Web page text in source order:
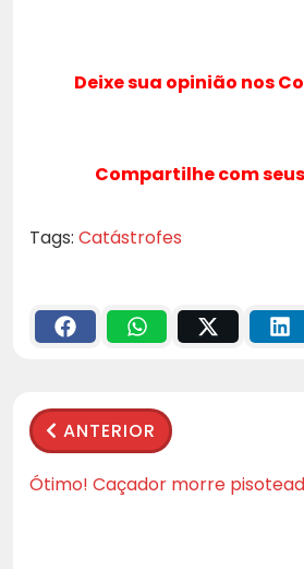
Deixe sua opinião nos
Compartilhe com
Tags: Catástrofes
ANTERIOR
Ótimo! Caçador morre